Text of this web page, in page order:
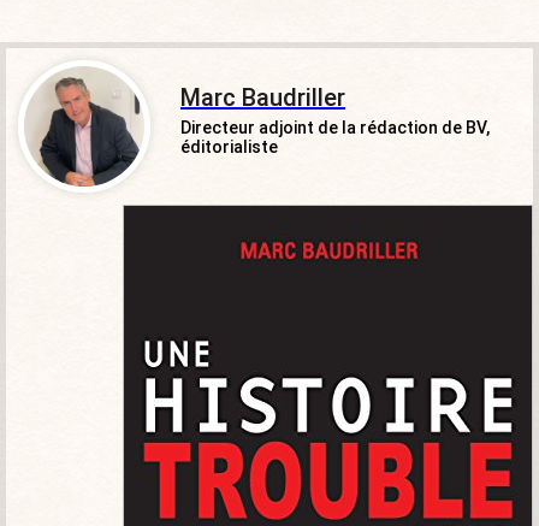
Marc Baudriller
Directeur adjoint de la rédaction de BV,
éditorialiste